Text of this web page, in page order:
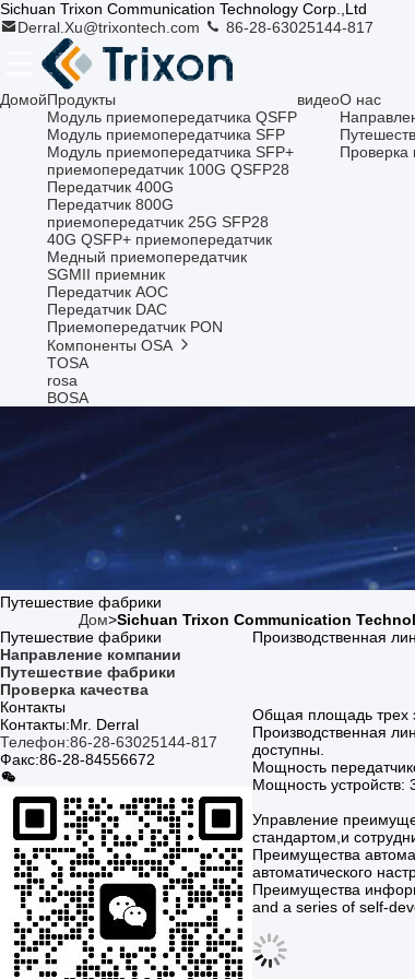
Sichuan Trixon Communication Technology Corp.,Ltd
Derral.Xu@trixontech.com
86-28-63025144-817
ДомойПродукты
Модуль приемопередатчика QSFP
Модуль приемопередатчика SFP
Модуль приемопередатчика SFP+
приемопередатчик 100G QSFP28
Передатчик 400G
Передатчик 800G
приемопередатчик 25G SFP28
40G QSFP+ приемопередатчик
Медный приемопередатчик
SGMII приемник
Передатчик AOC
Передатчик DAC
Приемопередатчик PON
Компоненты OSA
TOSA
rosa
BOSA
видеоО нас
Проверка
Путешествие фабрики
Дом>Sichuan Trixon Communication
Путешествие фабрики
Направление компании
Путешествие фабрики
Проверка качества
Контакты
Контакты:Mr. Derral
Телефон:86-28-63025144-817
Факс:86-28-84556672
Производственная
Общая площадь трех
Производственная
доступны.
Мощность
Мощность устройств:
Управление
стандартом,и
Преимущества
автоматического
Преимущества
and a series of self-